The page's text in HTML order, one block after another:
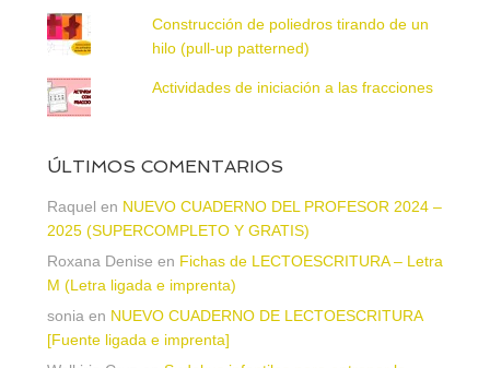
Construcción de poliedros tirando de un
hilo (pull-up patterned)
Actividades de iniciación a las fracciones
ÚLTIMOS COMENTARIOS
Raquel en NUEVO CUADERNO DEL PROFESOR 2024 –
2025 (SUPERCOMPLETO Y GRATIS)
Roxana Denise en Fichas de LECTOESCRITURA – Letra
M (Letra ligada e imprenta)
sonia en NUEVO CUADERNO DE LECTOESCRITURA
[Fuente ligada e imprenta]